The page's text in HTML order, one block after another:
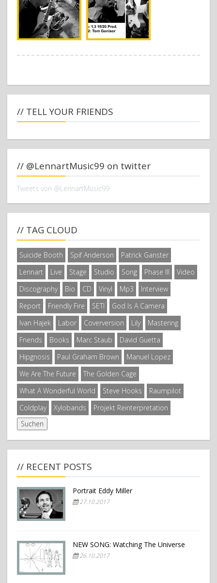
// TELL YOUR FRIENDS
// @LennartMusic99 on twitter
Tweets von @LennartMusic99
// TAG CLOUD
Suicide Booth Spif Anderson
Patrick Ganster
Lennart
Live Stage Studio Song Phase III
Video
Discography
Bio CD Vinyl Mp3
Interview
Report
Friendly Fire SETI
God Is A Camera
Ivan Hajek
Labor Coverversion Lily
Mastering
Friends
Books Marc Staub
David Guetta
Hipgnosis
Paul Graham Brown
Manuel Lopez
We Are The Future
The Golden Cage
What A Wonderful World
Steve Hooks
Raumpilot
Coldplay
Xylobands Projekt Reinterpretation
// RECENT POSTS
Portrait Eddy Miller
27.10.2017
NEW SONG: Watching The Universe
26.10.2017